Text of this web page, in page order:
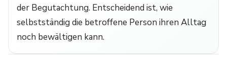
der Begutachtung. Entscheidend ist, wie
selbstständig die betroffene Person ihren Alltag
noch bewältigen kann.